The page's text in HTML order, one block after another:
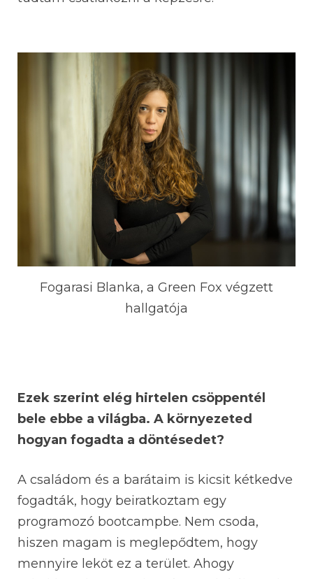
Fogarasi Blanka, a Green Fox végzett
hallgatója
Ezek szerint elég hirtelen csöppentél
bele ebbe a világba. A környezeted
hogyan fogadta a döntésedet?
A családom és a barátaim is kicsit kétkedve
fogadták, hogy beiratkoztam egy
programozó bootcampbe. Nem csoda,
hiszen magam is meglepődtem, hogy
mennyire leköt ez a terület. Ahogy